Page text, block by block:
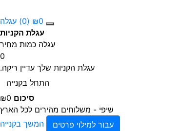
₪0
(0)
עגלה
עגלת הקניות
עגלה כמות מחיר
0
עגלת הקניות שלך עדיין ריקה.
התחל בקנייה
סיכום ₪0
שיפי - משלוחים מהירים לכל הארץ
עבור למילוי פרטים
המשך בקנייה